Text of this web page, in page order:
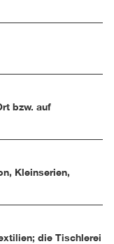
bzw. auf
Kleinserien,
die Tischlerei